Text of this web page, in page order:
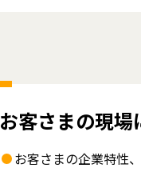
お客さまの現場
お客さまの企業特性